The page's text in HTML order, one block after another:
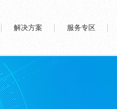
解决方案 服务专区